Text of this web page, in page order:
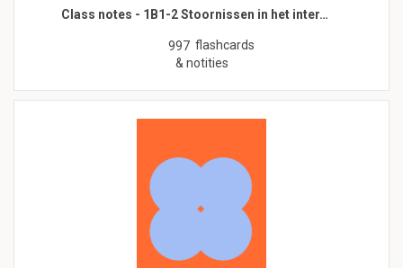
Class notes - 1B1-2 Stoornissen in het inter…
997 flashcards
& notities